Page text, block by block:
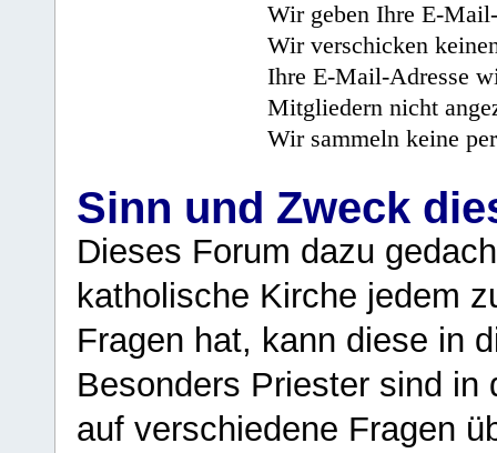
Wir geben Ihre E-
Wir verschicken
Ihre E-Mail-Adresse
Mitgliedern nicht
Wir sammeln keine
Sinn und Zweck
Dieses Forum dazu
katholische Kirche jedem
Fragen hat, kann diese in
Besonders Priester sind in
auf verschiedene Fragen